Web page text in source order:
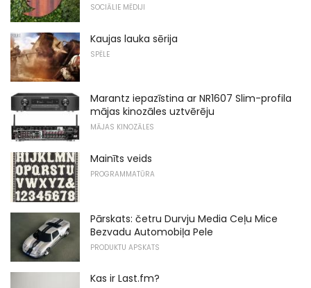
SOCIĀLIE MĒDIJI
Kaujas lauka sērija
SPĒLE
Marantz iepazīstina ar NR1607 Slim-profila
mājas kinozāles uztvērēju
MĀJAS KINOZĀLES
Mainīts veids
PROGRAMMATŪRA
Pārskats: četru Durvju Media Ceļu Mice
Bezvadu Automobiļa Pele
PRODUKTU APSKATS
Kas ir Last.fm?